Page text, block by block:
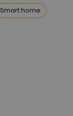
Smart home